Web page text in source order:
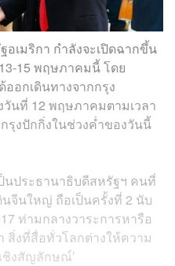
เมริกา กำลังจะเปิดฉากขึ้น
15 พฤษภาคมนี้ โดย
อกเดินทางจากกรุง
นที่ 12 พฤษภาคมตามเวลา
รุงปักกิ่งในช่วงค่ำของวันนี้
นประธานาธิบดีสหรัฐฯ คนที่
จีนใหญ่ ถือเป็นครั้งที่ 2 นับ
ท่ามกลางวาระการหารือ
สิ่งที่สื่อทั่วโลกต่างให้ความ
ชิงสัญลักษณ์’